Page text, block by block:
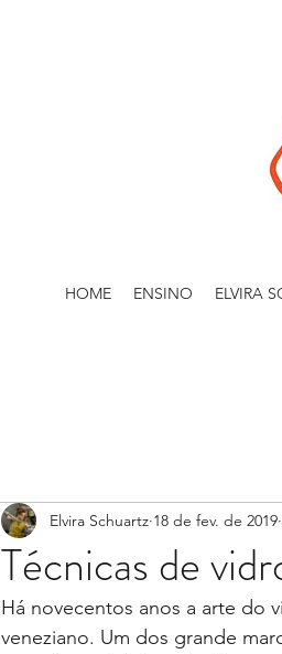
HOME ENSINO ELVIRA
Técnicas de
Elvira Schuartz 18 de fev. de 2019
Há novecentos anos a arte do
veneziano. Um dos grande